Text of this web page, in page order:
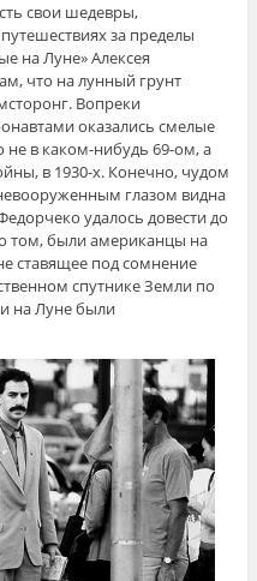
свои шедевры,
за пределы
на Луне» Алексея
что на лунный грунт
Вопреки
оказались смелые
не в каком-нибудь 69-ом, а
в 1930-х. Конечно, чудом
глазом видна
удалось довести до
том, были американцы на
ставящее под сомнение
спутнике Земли по
на Луне были